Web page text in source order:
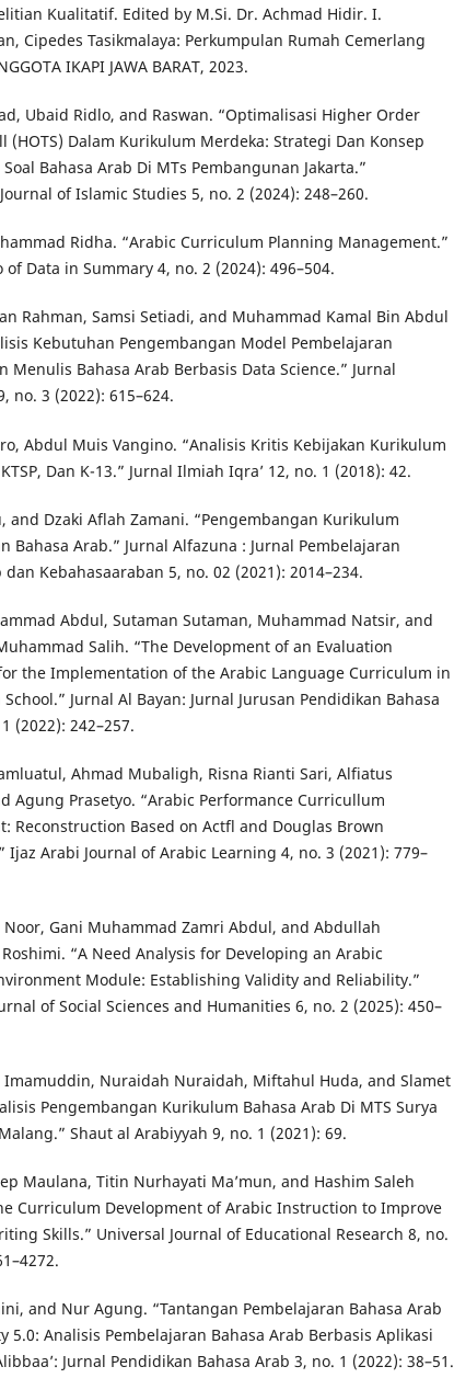
Kualitatif. Edited by M.Si. Dr. Achmad Hidir. I.
Cipedes Tasikmalaya: Perkumpulan Rumah Cemerlang
IKAPI JAWA BARAT, 2023.
Ubaid Ridlo, and Raswan. “Optimalisasi Higher Order
(HOTS) Dalam Kurikulum Merdeka: Strategi Dan Konsep
Bahasa Arab Di MTs Pembangunan Jakarta.”
of Islamic Studies 5, no. 2 (2024): 248–260.
Ridha. “Arabic Curriculum Planning Management.”
of Data in Summary 4, no. 2 (2024): 496–504.
Rahman, Samsi Setiadi, and Muhammad Kamal Bin Abdul
Kebutuhan Pengembangan Model Pembelajaran
Menulis Bahasa Arab Berbasis Data Science.” Jurnal
no. 3 (2022): 615–624.
Abdul Muis Vangino. “Analisis Kritis Kebijakan Kurikulum
Dan K-13.” Jurnal Ilmiah Iqra’ 12, no. 1 (2018): 42.
and Dzaki Aflah Zamani. “Pengembangan Kurikulum
Bahasa Arab.” Jurnal Alfazuna : Jurnal Pembelajaran
dan Kebahasaaraban 5, no. 02 (2021): 2014–234.
Abdul, Sutaman Sutaman, Muhammad Natsir, and
Salih. “The Development of an Evaluation
the Implementation of the Arabic Language Curriculum in
Jurnal Al Bayan: Jurnal Jurusan Pendidikan Bahasa
(2022): 242–257.
Ahmad Mubaligh, Risna Rianti Sari, Alfiatus
Agung Prasetyo. “Arabic Performance Curricullum
Reconstruction Based on Actfl and Douglas Brown
Ijaz Arabi Journal of Arabic Learning 4, no. 3 (2021): 779–
Noor, Gani Muhammad Zamri Abdul, and Abdullah
“A Need Analysis for Developing an Arabic
Module: Establishing Validity and Reliability.”
of Social Sciences and Humanities 6, no. 2 (2025): 450–
Nuraidah Nuraidah, Miftahul Huda, and Slamet
Pengembangan Kurikulum Bahasa Arab Di MTS Surya
Shaut al Arabiyyah 9, no. 1 (2021): 69.
Maulana, Titin Nurhayati Ma’mun, and Hashim Saleh
Curriculum Development of Arabic Instruction to Improve
Skills.” Universal Journal of Educational Research 8, no.
and Nur Agung. “Tantangan Pembelajaran Bahasa Arab
5.0: Analisis Pembelajaran Bahasa Arab Berbasis Aplikasi
Jurnal Pendidikan Bahasa Arab 3, no. 1 (2022): 38–51.